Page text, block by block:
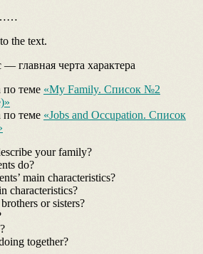
……
the text.
— главная черта характера
по теме «My Family. Список №2
по теме «Jobs and Occupation. Список
your family?
do?
main characteristics?
characteristics?
or sisters?
together?